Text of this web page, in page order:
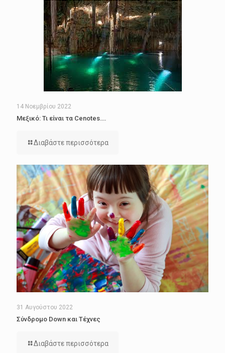
14 Νοεμβρίου 2022
Μεξικό: Τι είναι τα Cenotes….
Διαβάστε περισσότερα
31 Αυγούστου 2022
Σύνδρομο Down και Τέχνες
Διαβάστε περισσότερα